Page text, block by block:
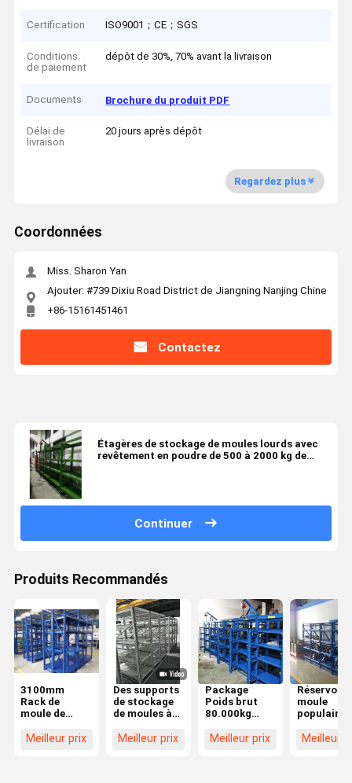
Certification ISO9001；CE；SGS
Conditions
de paiement
dépôt de 30%, 70% avant la livraison
Documents Brochure du produit PDF
Délai de
livraison
20 jours après dépôt
Regardez plus
Coordonnées
Miss. Sharon Yan
Ajouter: #739 Dixiu Road District de Jiangning Nanjing Chine
+86-15161451461
Contactez
Étagères de stockage de moules lourds avec
revêtement en poudre de 500 à 2000 kg de
Continuer
Produits Recommandés
3100mm
Rack de
moule de
acier avec
Meilleur prix
Des supports
de stockage
de moules à
acier, des
Meilleur prix
Package
Poids brut
80.000kg
de
Meilleur prix
Réservoir
moule
populaire
Meilleur